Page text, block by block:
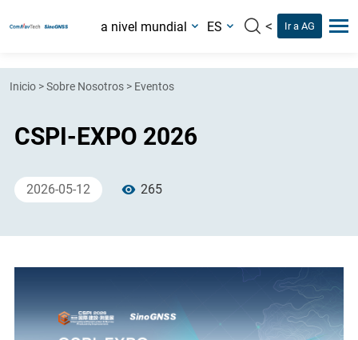
a nivel mundial ES < Ir a AG
Inicio >Sobre Nosotros > Eventos
CSPI-EXPO 2026
2026-05-12 265